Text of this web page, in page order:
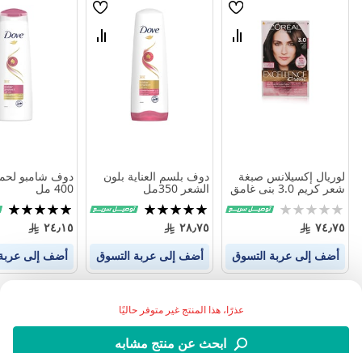
عذرًا، هذا المنتج غير متوفر حاليًا
ابحث عن منتج مشابه
قائمة
قارن
لوريال إكسيلانس صبغة
شعر كريم 3.0 بنى غامق
Rating:
0%
٧٤٫٧٥
أضف إلى عربة التسوق
قائمة
قارن
دوف بلسم العناية بلون
الشعر 350مل
تقييم:
100%
٢٨٫٧٥
أضف إلى عربة التسوق
دوف شامبو
400 مل
تقييم:
100%
٢٤٫١٥
أضف إلى